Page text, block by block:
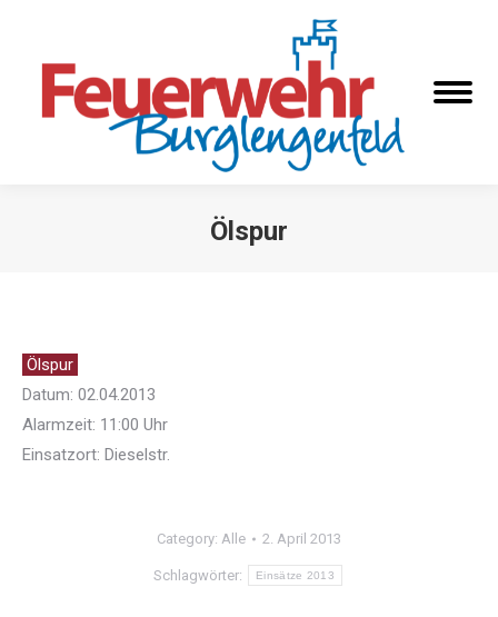
Ölspur
Ölspur
Datum: 02.04.2013
Alarmzeit: 11:00 Uhr
Einsatzort: Dieselstr.
Category: Alle 2. April 2013
Schlagwörter: Einsätze 2013